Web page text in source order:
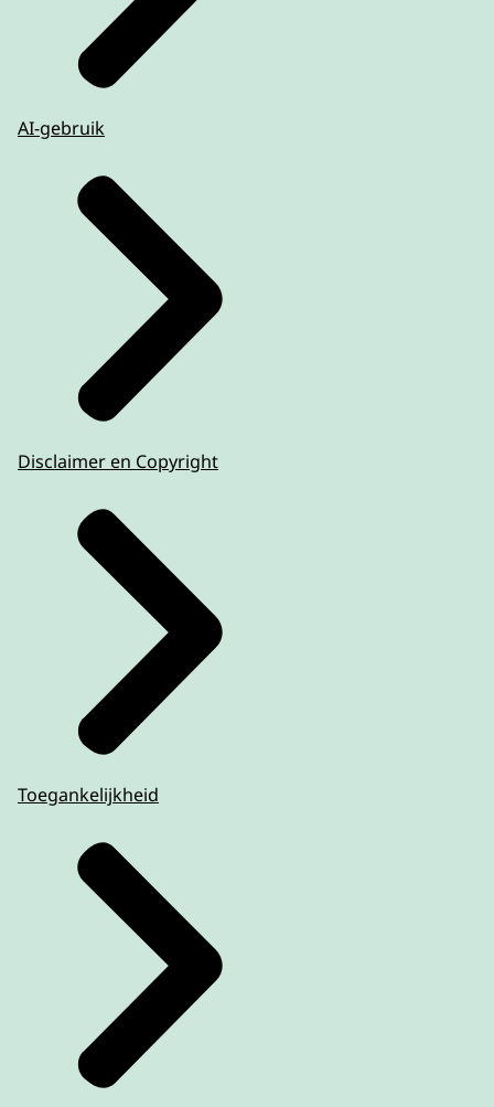
AI-gebruik
Disclaimer en Copyright
Toegankelijkheid